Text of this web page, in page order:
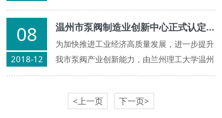
如果收率下降，在排除工艺、仪表原因外，我
会初步判断可能有闸阀内漏，造成能耗升高。
08
2018-12
温州市泵阀制造业创新中心正式认定成立
为加快推进工业经济高质量发展，进一步提升
我市泵阀产业创新能力，由兰州理工大学温州
泵阀工程研究院牵头，联合市内多家企业与科
心于11月30日正式认定成立。
<上一页 下一页>